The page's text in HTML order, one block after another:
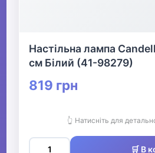
Настільна лампа
см Білий (41-98279)
819 грн
👆 Натисніть для
🛒 В